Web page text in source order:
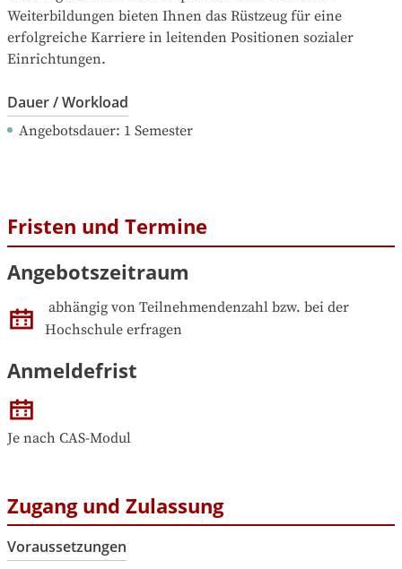
Weiterbildungen bieten Ihnen das Rüstzeug für eine
erfolgreiche Karriere in leitenden Positionen sozialer
Einrichtungen.
Dauer / Workload
Angebotsdauer: 1 Semester
Fristen und Termine
Angebotszeitraum
abhängig von Teilnehmendenzahl bzw. bei der
Hochschule erfragen
Anmeldefrist
Je nach CAS-Modul
Zugang und Zulassung
Voraussetzungen